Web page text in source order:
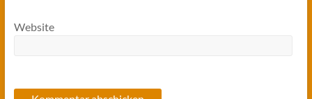
Website